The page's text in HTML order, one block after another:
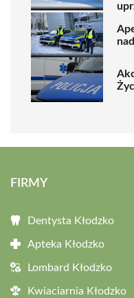
FIRMY
Dentysta Kłodzko
Apteka Kłodzko
Lombard Kłodzko
Kwiaciarnia Kłodzko